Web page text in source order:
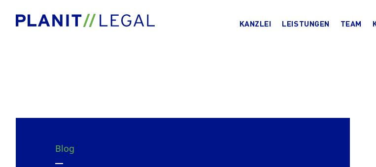
KANZLEI LEISTUNGEN TEAM
Blog